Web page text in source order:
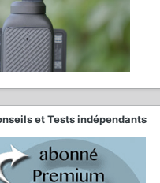
et Tests indépendants